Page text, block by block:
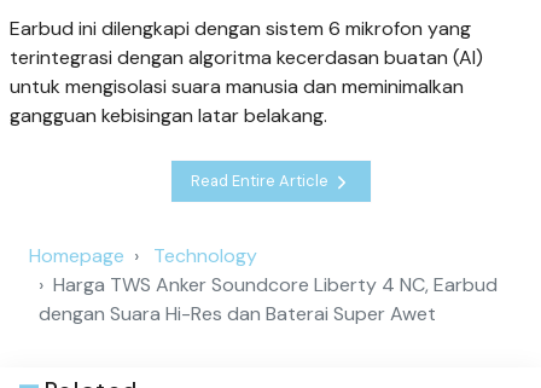
Earbud ini dilengkapi dengan sistem 6 mikrofon yang
terintegrasi dengan algoritma kecerdasan buatan (AI)
untuk mengisolasi suara manusia dan meminimalkan
gangguan kebisingan latar belakang.
Read Entire Article
Homepage
Technology
Harga TWS Anker Soundcore Liberty 4 NC, Earbud
dengan Suara Hi-Res dan Baterai Super Awet